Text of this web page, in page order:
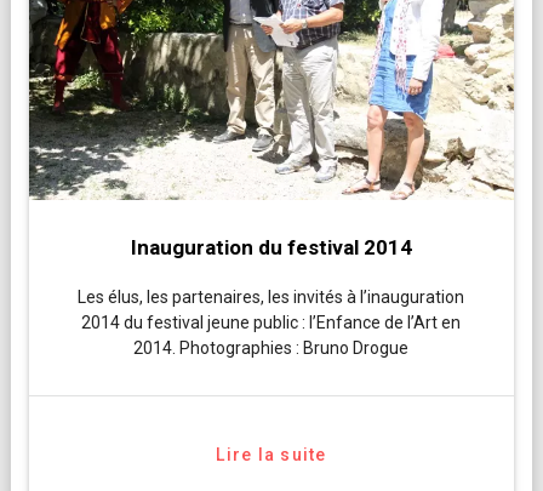
Inauguration du festival 2014
Les élus, les partenaires, les invités à l’inauguration
2014 du festival jeune public : l’Enfance de l’Art en
2014. Photographies : Bruno Drogue
Lire la suite